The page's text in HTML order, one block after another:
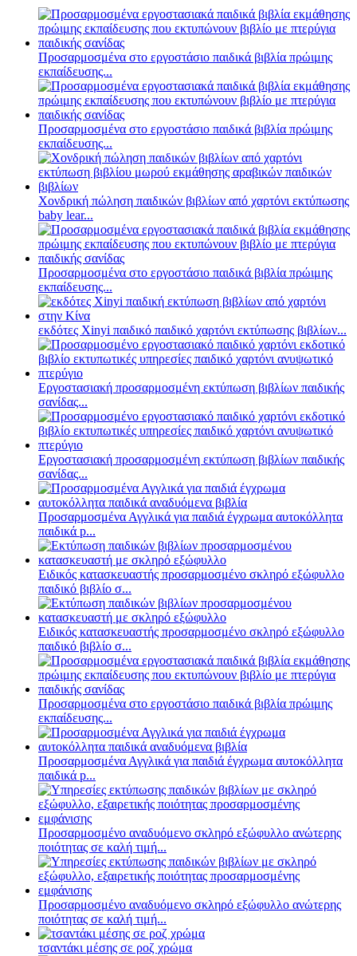
Προσαρμοσμένα στο εργοστάσιο παιδικά βιβλία πρώιμης
εκπαίδευσης...
Προσαρμοσμένα στο εργοστάσιο παιδικά βιβλία πρώιμης
εκπαίδευσης...
Χονδρική πώληση παιδικών βιβλίων από χαρτόνι εκτύπωσης
baby lear...
Προσαρμοσμένα στο εργοστάσιο παιδικά βιβλία πρώιμης
εκπαίδευσης...
εκδότες Xinyi παιδικό παιδικό χαρτόνι εκτύπωσης βιβλίων...
Εργοστασιακή προσαρμοσμένη εκτύπωση βιβλίων παιδικής
σανίδας...
Εργοστασιακή προσαρμοσμένη εκτύπωση βιβλίων παιδικής
σανίδας...
Προσαρμοσμένα Αγγλικά για παιδιά έγχρωμα αυτοκόλλητα
παιδικά p...
Ειδικός κατασκευαστής προσαρμοσμένο σκληρό εξώφυλλο
παιδικό βιβλίο σ...
Ειδικός κατασκευαστής προσαρμοσμένο σκληρό εξώφυλλο
παιδικό βιβλίο σ...
Προσαρμοσμένα στο εργοστάσιο παιδικά βιβλία πρώιμης
εκπαίδευσης...
Προσαρμοσμένα Αγγλικά για παιδιά έγχρωμα αυτοκόλλητα
παιδικά p...
Προσαρμοσμένο αναδυόμενο σκληρό εξώφυλλο ανώτερης
ποιότητας σε καλή τιμή...
Προσαρμοσμένο αναδυόμενο σκληρό εξώφυλλο ανώτερης
ποιότητας σε καλή τιμή...
τσαντάκι μέσης σε ροζ χρώμα